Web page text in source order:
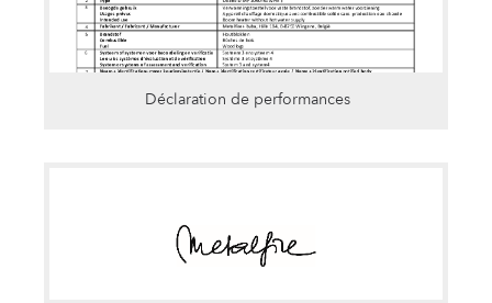
Déclaration de performances